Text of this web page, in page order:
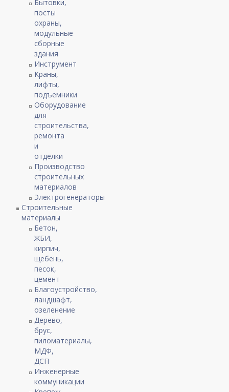
Бытовки,
посты
охраны,
модульные
сборные
здания
Инструмент
Краны,
лифты,
подъемники
Оборудование
для
строительства,
ремонта
и
отделки
Производство
строительных
материалов
Электрогенераторы
Строительные
материалы
Бетон,
ЖБИ,
кирпич,
щебень,
песок,
цемент
Благоустройство,
ландшафт,
озеленение
Дерево,
брус,
пиломатериалы,
МДФ,
ДСП
Инженерные
коммуникации